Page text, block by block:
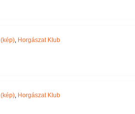
(kép), Horgászat Klub
(kép), Horgászat Klub